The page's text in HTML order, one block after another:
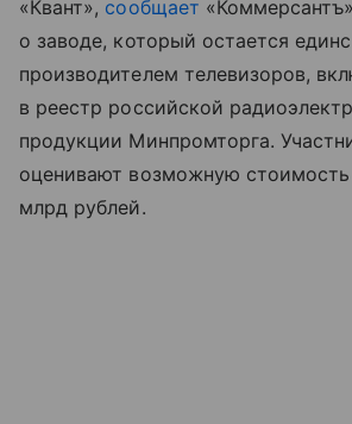
«Квант», сообщает
о заводе, который остается
производителем телевизоров,
в реестр российской
продукции Минпромторга.
оценивают возможную стоимость
млрд рублей.